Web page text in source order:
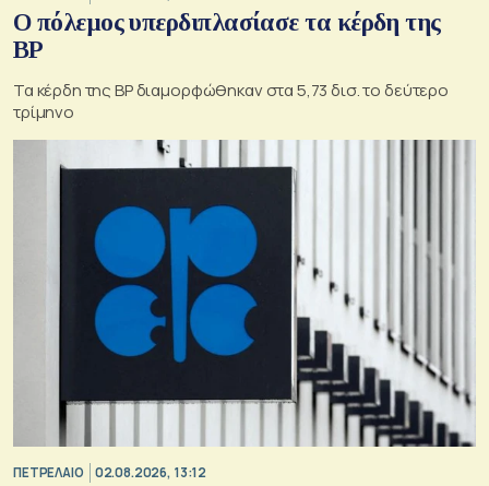
Ο πόλεμος υπερδιπλασίασε τα κέρδη της
BP
Τα κέρδη της BP διαμορφώθηκαν στα 5,73 δισ. το δεύτερο
τρίμηνο
ΠΕΤΡΕΛΑΙΟ 02.08.2026, 13:12